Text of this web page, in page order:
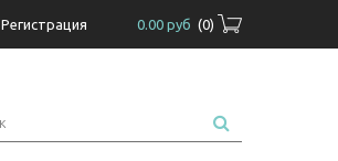
0.00 руб (0)
Регистрация